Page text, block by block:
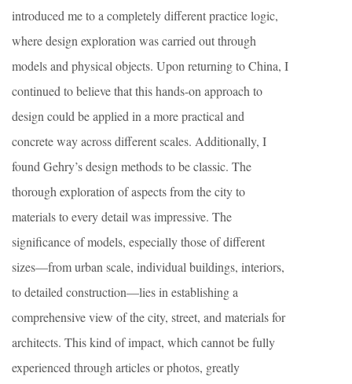
introduced me to a completely different practice logic,
where design exploration was carried out through
models and physical objects. Upon returning to China, I
continued to believe that this hands-on approach to
design could be applied in a more practical and
concrete way across different scales. Additionally, I
found Gehry’s design methods to be classic. The
thorough exploration of aspects from the city to
materials to every detail was impressive. The
significance of models, especially those of different
sizes—from urban scale, individual buildings, interiors,
to detailed construction—lies in establishing a
comprehensive view of the city, street, and materials for
architects. This kind of impact, which cannot be fully
experienced through articles or photos, greatly